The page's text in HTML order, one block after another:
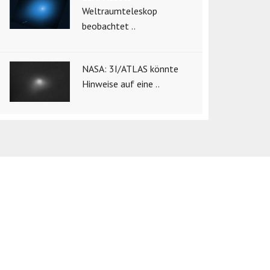
Weltraumteleskop
beobachtet ..
NASA: 3I/ATLAS könnte
Hinweise auf eine ..